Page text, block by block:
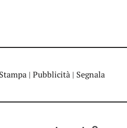
| Pubblicità | Segnala